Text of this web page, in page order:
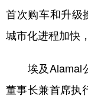
首次购车和升级
城市化进程加快
埃及Alamal公
董事长兼首席执